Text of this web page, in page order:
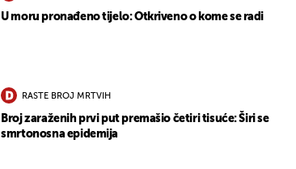
U moru pronađeno tijelo: Otkriveno o kome se radi
RASTE BROJ MRTVIH
Broj zaraženih prvi put premašio četiri tisuće: Širi se
smrtonosna epidemija